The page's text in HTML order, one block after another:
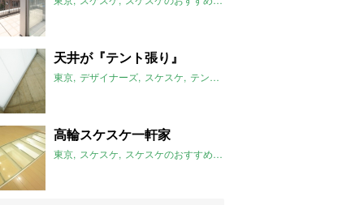
天井が『テント張り』
東京 デザイナーズ スケスケ テント
高輪スケスケ一軒家
東京 スケスケ スケスケのおすすめ デザイナーズ